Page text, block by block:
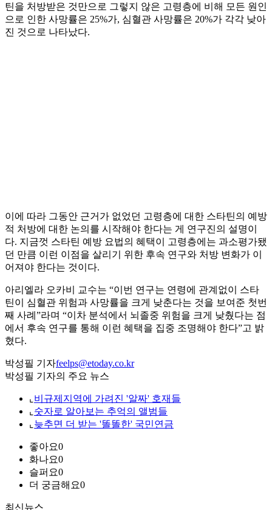
틴을 처방받은 것만으로 그렇지 않은 고령층에 비해 모든 원인
으로 인한 사망률은 25%가, 심혈관 사망률은 20%가 각각 낮아
진 것으로 나타났다.
이에 따라 그동안 근거가 없었던 고령층에 대한 스타틴의 예방
적 처방에 대한 논의를 시작해야 한다는 게 연구진의 설명이
다. 지금껏 스타틴 예방 요법의 혜택이 고령층에는 과소평가됐
던 만큼 이런 이점을 살리기 위한 후속 연구와 처방 변화가 이
어져야 한다는 것이다.
아리엘라 오카비 교수는 “이번 연구는 연령에 관계없이 스타
틴이 심혈관 위험과 사망률을 크게 낮춘다는 것을 보여준 첫번
째 사례”라며 “이차 분석에서 뇌졸중 위험을 크게 낮췄다는 점
에서 후속 연구를 통해 이런 혜택을 집중 조명해야 한다”고 밝
혔다.
박성필 기자feelps@etoday.co.kr
박성필 기자의 주요 뉴스
⌞ 비규제지역에 가려진 '알짜' 호재들
⌞ 숫자로 알아보는 추억의 앨범들
⌞ 늦추면 더 받는 '똘똘한' 국민연금
좋아요0
화나요0
슬퍼요0
더 궁금해요0
최신뉴스